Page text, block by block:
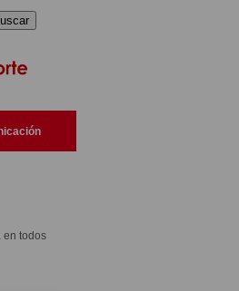
en todos